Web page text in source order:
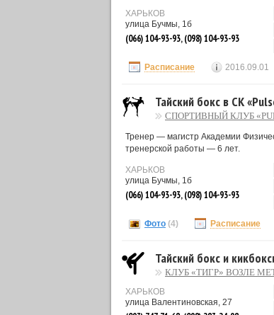
ХАРЬКОВ
улица Бучмы, 1б
(066) 104-93-93, (098) 104-93-93
Расписание 2016.09.01
Тайский бокс в СК
СПОРТИВНЫЙ КЛУБ
Тренер — магистр Академии
тренерской работы — 6 лет.
ХАРЬКОВ
улица Бучмы, 1б
(066) 104-93-93, (098) 104-93-93
Фото (4) Расписание
Тайский бокс и
КЛУБ «ТИГР» ВОЗЛЕ
ХАРЬКОВ
улица Валентиновская, 27